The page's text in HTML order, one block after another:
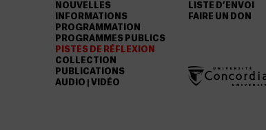
NOUVELLES
INFORMATIONS
PROGRAMMATION
PROGRAMMES PUBLICS
PISTES DE RÉFLEXION
COLLECTION
PUBLICATIONS
AUDIO | VIDÉO
LISTE D’ENVOI
FAIRE UN DON